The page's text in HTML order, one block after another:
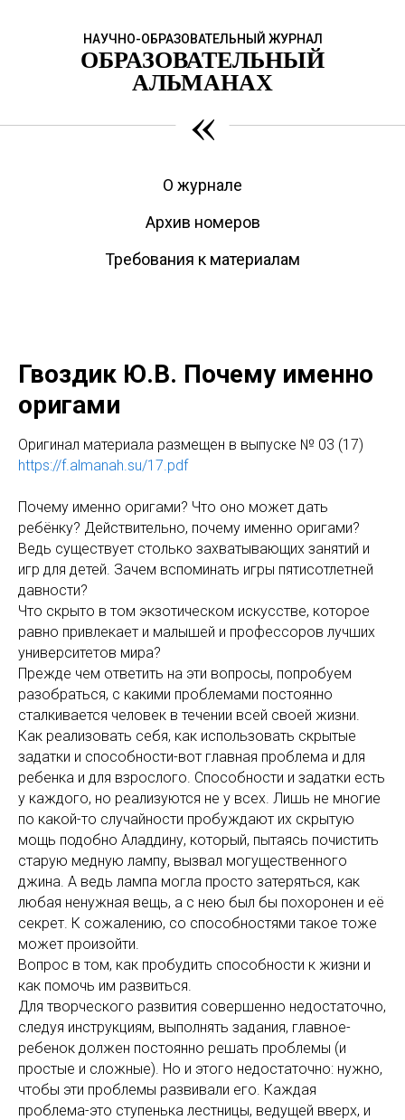
НАУЧНО-ОБРАЗОВАТЕЛЬНЫЙ ЖУРНАЛ
ОБРАЗОВАТЕЛЬНЫЙ
АЛЬМАНАХ
«
О журнале
Архив номеров
Требования к материалам
Гвоздик Ю.В. Почему именно
оригами
Оригинал материала размещен в выпуске № 03 (17)
https://f.almanah.su/17.pdf
Почему именно оригами? Что оно может дать
ребёнку? Действительно, почему именно оригами?
Ведь существует столько захватывающих занятий и
игр для детей. Зачем вспоминать игры пятисотлетней
давности?
Что скрыто в том экзотическом искусстве, которое
равно привлекает и малышей и профессоров лучших
университетов мира?
Прежде чем ответить на эти вопросы, попробуем
разобраться, с какими проблемами постоянно
сталкивается человек в течении всей своей жизни.
Как реализовать себя, как использовать скрытые
задатки и способности-вот главная проблема и для
ребенка и для взрослого. Способности и задатки есть
у каждого, но реализуются не у всех. Лишь не многие
по какой-то случайности пробуждают их скрытую
мощь подобно Аладдину, который, пытаясь почистить
старую медную лампу, вызвал могущественного
джина. А ведь лампа могла просто затеряться, как
любая ненужная вещь, а с нею был бы похоронен и её
секрет. К сожалению, со способностями такое тоже
может произойти.
Вопрос в том, как пробудить способности к жизни и
как помочь им развиться.
Для творческого развития совершенно недостаточно,
следуя инструкциям, выполнять задания, главное-
ребенок должен постоянно решать проблемы (и
простые и сложные). Но и этого недостаточно: нужно,
чтобы эти проблемы развивали его. Каждая
проблема-это ступенька лестницы, ведущей вверх, и